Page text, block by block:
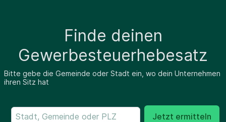
Finde deinen
Gewerbesteuerhebesatz
Bitte gebe die Gemeinde oder Stadt ein, wo dein Unternehmen
ihren Sitz hat
Jetzt ermitteln